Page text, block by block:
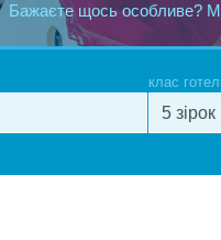
Бажаєте щось особливе?
клас